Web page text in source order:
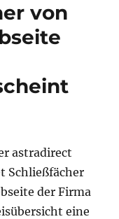
von
astradirect
Schließfächer
der Firma
eine